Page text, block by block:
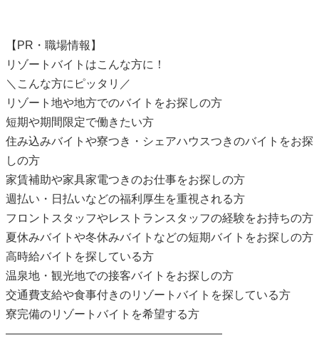
【PR・職場情報】
リゾートバイトはこんな方に！
＼こんな方にピッタリ／
リゾート地や地方でのバイトをお探しの方
短期や期間限定で働きたい方
住み込みバイトや寮つき・シェアハウスつきのバイトをお探
しの方
家賃補助や家具家電つきのお仕事をお探しの方
週払い・日払いなどの福利厚生を重視される方
フロントスタッフやレストランスタッフの経験をお持ちの方
夏休みバイトや冬休みバイトなどの短期バイトをお探しの方
高時給バイトを探している方
温泉地・観光地での接客バイトをお探しの方
交通費支給や食事付きのリゾートバイトを探している方
寮完備のリゾートバイトを希望する方
———————————————————